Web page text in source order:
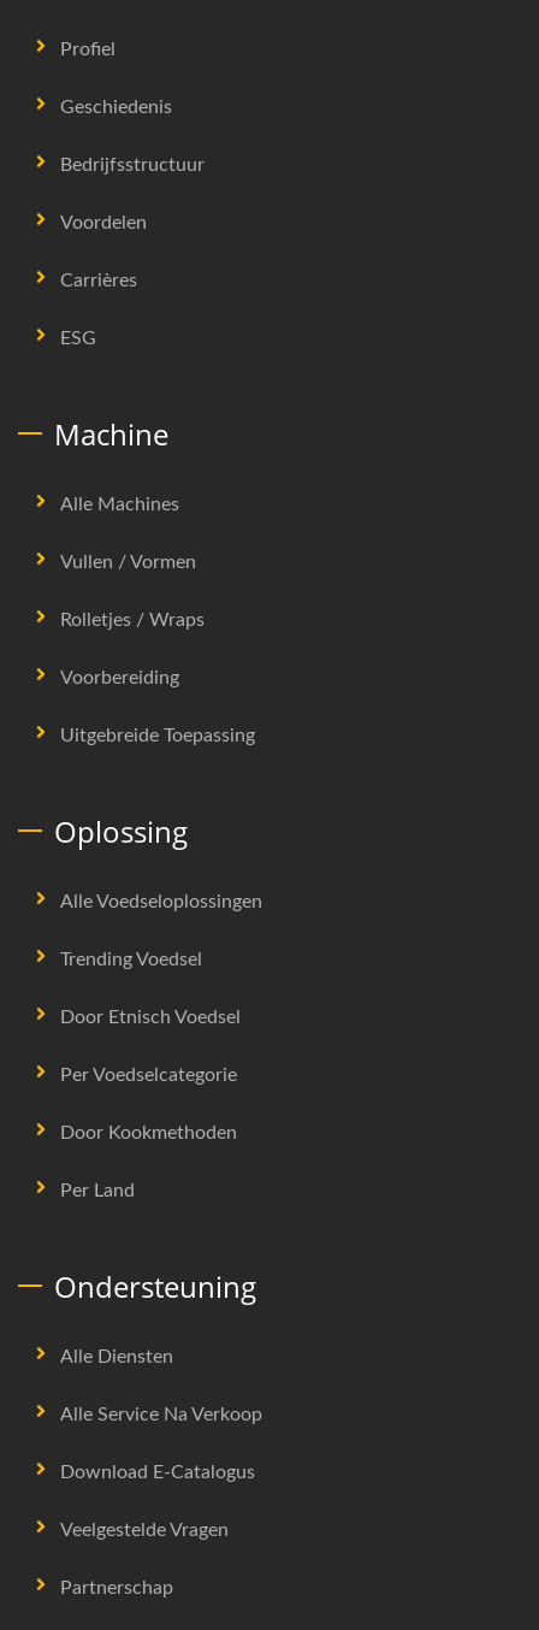
Profiel
Geschiedenis
Bedrijfsstructuur
Voordelen
Carrières
ESG
Machine
Alle Machines
Vullen / Vormen
Rolletjes / Wraps
Voorbereiding
Uitgebreide Toepassing
Oplossing
Alle Voedseloplossingen
Trending Voedsel
Door Etnisch Voedsel
Per Voedselcategorie
Door Kookmethoden
Per Land
Ondersteuning
Alle Diensten
Alle Service Na Verkoop
Download E-Catalogus
Veelgestelde Vragen
Partnerschap